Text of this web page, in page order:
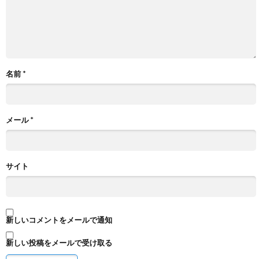
名前*
メール*
サイト
新しいコメントをメールで通知
新しい投稿をメールで受け取る